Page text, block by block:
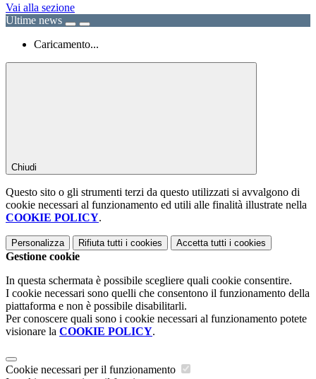
Vai alla sezione
Ultime news
Caricamento...
Chiudi
Questo sito o gli strumenti terzi da questo utilizzati si avvalgono di
cookie necessari al funzionamento ed utili alle finalità illustrate nella
COOKIE POLICY.
Personalizza Rifiuta tutti i cookies Accetta tutti i cookies
Gestione cookie
In questa schermata è possibile scegliere quali cookie consentire.
I cookie necessari sono quelli che consentono il funzionamento della
piattaforma e non è possibile disabilitarli.
Per conoscere quali sono i cookie necessari al funzionamento potete
visionare la COOKIE POLICY.
Cookie necessari per il funzionamento